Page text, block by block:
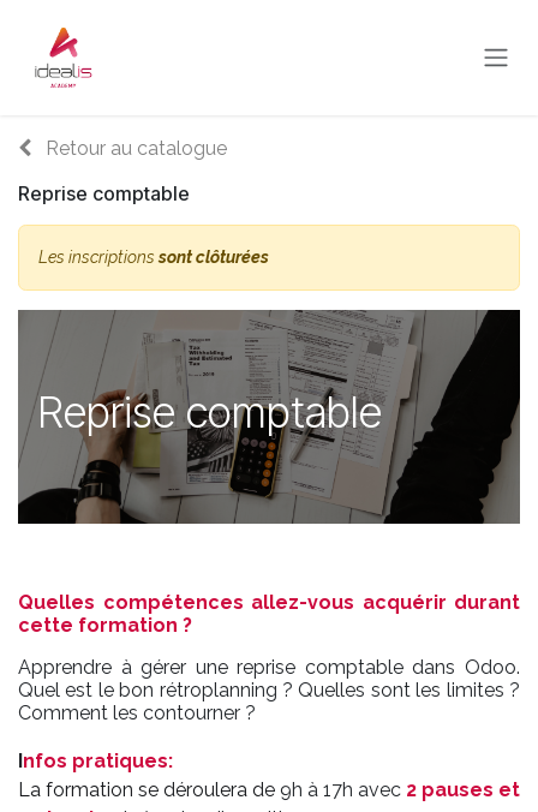
Retour au catalogue
Reprise comptable
Les inscriptionssont clôturées
Reprise comptable
Quelles compétences allez-vous acquérir durant
cette formation ?
Apprendre à gérer une reprise comptable dans Odoo.
Quel est le bon rétroplanning ? Quelles sont les limites ?
Comment les contourner ?
Infos pratiques:
La formation se déroulera de 9h à 17h avec 2 pauses et